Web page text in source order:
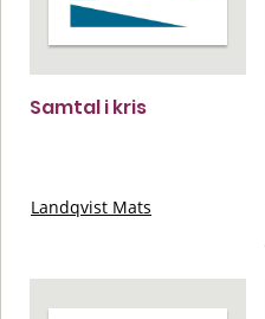
Samtal i kris
Landqvist Mats